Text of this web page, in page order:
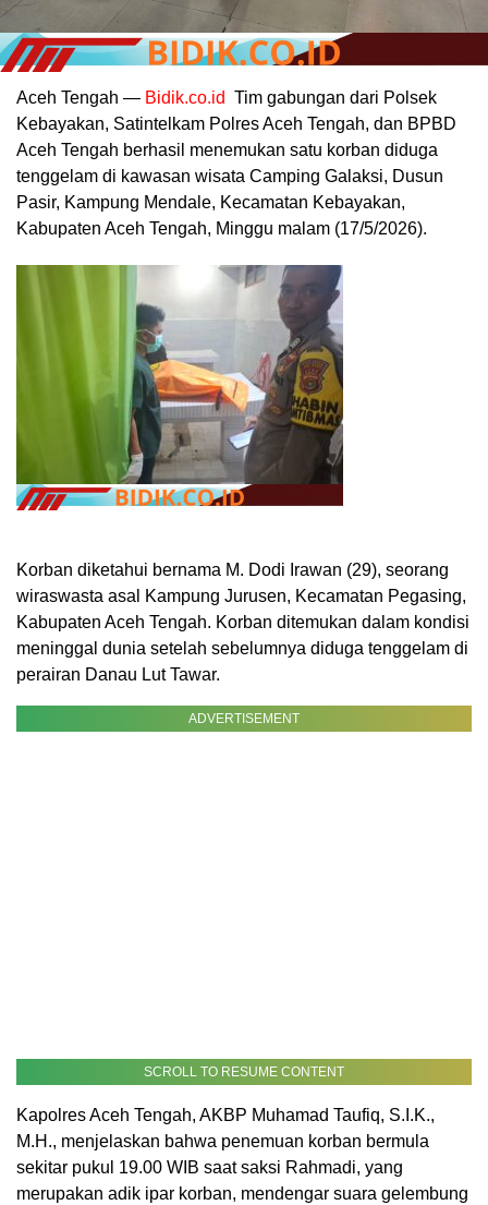
Aceh Tengah — Bidik.co.id Tim gabungan dari Polsek
Kebayakan, Satintelkam Polres Aceh Tengah, dan BPBD
Aceh Tengah berhasil menemukan satu korban diduga
tenggelam di kawasan wisata Camping Galaksi, Dusun
Pasir, Kampung Mendale, Kecamatan Kebayakan,
Kabupaten Aceh Tengah, Minggu malam (17/5/2026).
Korban diketahui bernama M. Dodi Irawan (29), seorang
wiraswasta asal Kampung Jurusen, Kecamatan Pegasing,
Kabupaten Aceh Tengah. Korban ditemukan dalam kondisi
meninggal dunia setelah sebelumnya diduga tenggelam di
perairan Danau Lut Tawar.
ADVERTISEMENT
SCROLL TO RESUME CONTENT
Kapolres Aceh Tengah, AKBP Muhamad Taufiq, S.I.K.,
M.H., menjelaskan bahwa penemuan korban bermula
sekitar pukul 19.00 WIB saat saksi Rahmadi, yang
merupakan adik ipar korban, mendengar suara gelembung